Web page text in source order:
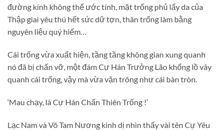
đường kính không thể ước tính, mặt trống phủ lấy da của
Thập giai yêu thú hết sức dữ tợn, thân trống làm bằng
nguyên liệu quý hiếm…
Cái trống vừa xuất hiện, tầng tầng không gian xung quanh
nó đã bị chấn vỡ, một đám Cự Hán Trưởng Lão khổng lồ vây
quanh cái trống, vậy mà vừa vặn trông như cái bàn tròn.
‘Mau chạy, là Cự Hán Chấn Thiên Trống !’
Lạc Nam và Võ Tam Nương kinh dị nhìn thấy vài tên Cự Yêu